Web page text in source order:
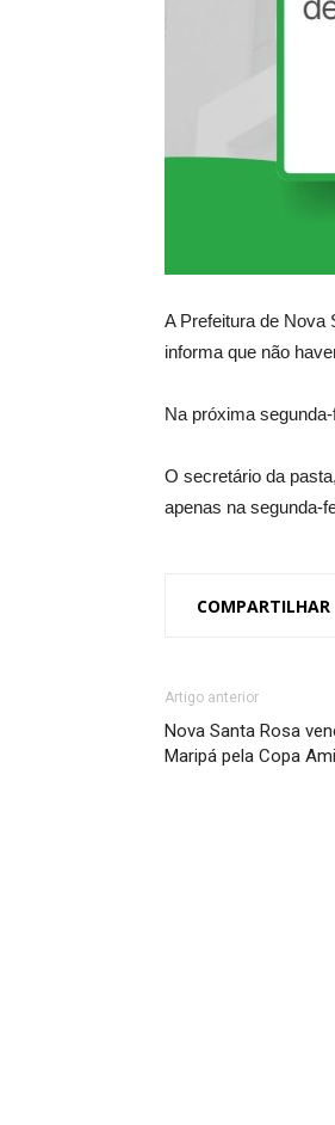
A Prefeitura de Nova
informa que não
Na próxima
O secretário da
apenas na segunda-
COMPARTILHAR
Artigo anterior
Nova Santa Rosa
Maripá pela Copa